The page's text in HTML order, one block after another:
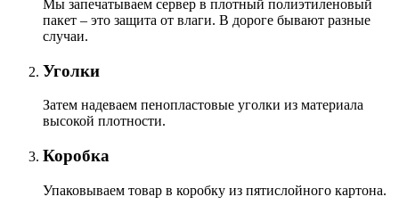
Мы запечатываем сервер в плотный полиэтиленовый
пакет – это защита от влаги. В дороге бывают разные
случаи.
Уголки
Затем надеваем пенопластовые уголки из материала
высокой плотности.
Коробка
Упаковываем товар в коробку из пятислойного картона.